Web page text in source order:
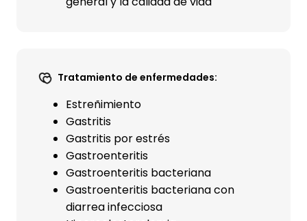
Tratamiento de enfermedades:
Estreñimiento
Gastritis
Gastritis por estrés
Gastroenteritis
Gastroenteritis bacteriana
Gastroenteritis bacteriana con
diarrea infecciosa